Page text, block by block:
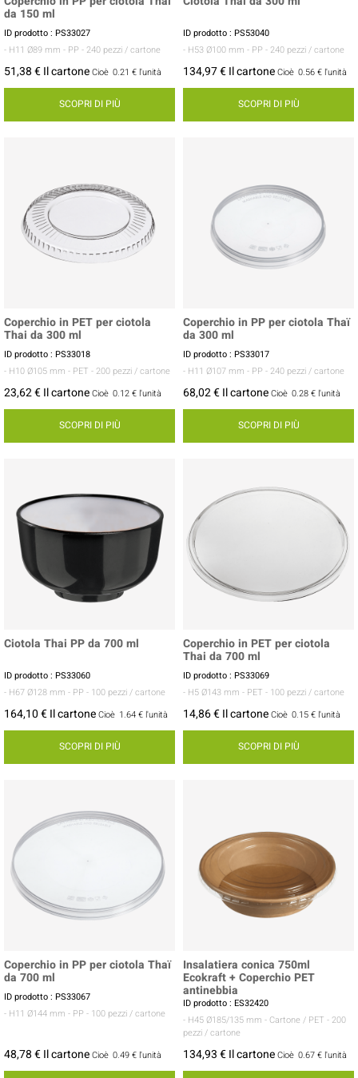
da 150 ml
ID prodotto : PS33027
- H11 Ø89 mm - PP - 240 pezzi / cartone
51,38 € Il cartoneCioè 0.21 € l'unità
SCOPRI DI PIÙ
ID prodotto : PS53040
- H53 Ø100 mm - PP - 240 pezzi / cartone
134,97 € Il cartoneCioè 0.56 € l'unità
SCOPRI DI PIÙ
Coperchio in PET per ciotola
Thai da 300 ml
ID prodotto : PS33018
- H10 Ø105 mm - PET - 200 pezzi / cartone
23,62 € Il cartoneCioè 0.12 € l'unità
SCOPRI DI PIÙ
Coperchio in PP per ciotola Thaï
da 300 ml
ID prodotto : PS33017
- H11 Ø107 mm - PP - 240 pezzi / cartone
68,02 € Il cartoneCioè 0.28 € l'unità
SCOPRI DI PIÙ
Ciotola Thai PP da 700 ml
ID prodotto : PS33060
- H67 Ø128 mm - PP - 100 pezzi / cartone
164,10 € Il cartoneCioè 1.64 € l'unità
SCOPRI DI PIÙ
Coperchio in PET per ciotola
Thai da 700 ml
ID prodotto : PS33069
- H5 Ø143 mm - PET - 100 pezzi / cartone
14,86 € Il cartoneCioè 0.15 € l'unità
SCOPRI DI PIÙ
Coperchio in PP per ciotola Thaï
da 700 ml
ID prodotto : PS33067
- H11 Ø144 mm - PP - 100 pezzi / cartone
48,78 € Il cartoneCioè 0.49 € l'unità
Insalatiera conica 750ml
Ecokraft + Coperchio PET
antinebbia
ID prodotto : ES32420
- H45 Ø185/135 mm - Cartone / PET - 200
pezzi / cartone
134,93 € Il cartoneCioè 0.67 € l'unità